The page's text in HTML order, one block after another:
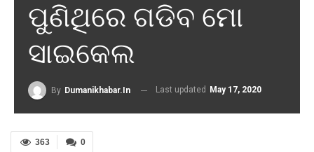
ପୁଣିଥିରେ ଗଡିବ ମୋ
ସାଇକେଲ
By Dumanikhabar.in Last updated May 17, 2020
0
363